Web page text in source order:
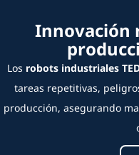
Innovación
Los robots industriales
tareas repetitivas,
producción, asegurando